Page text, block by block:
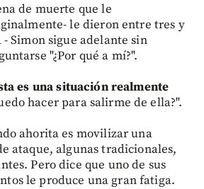
de muerte que le
le dieron entre tres y
- Simon sigue adelante sin
"¿Por qué a mí?".
es una situación realmente
hacer para salirme de ella?".
ahorita es movilizar una
ataque, algunas tradicionales,
Pero dice que uno de sus
le produce una gran fatiga.